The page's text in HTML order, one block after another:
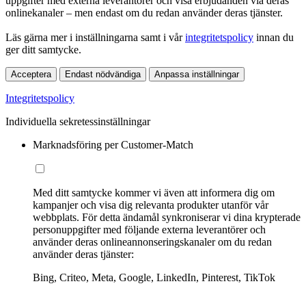
onlinekanaler – men endast om du redan använder deras tjänster.
Läs gärna mer i inställningarna samt i vårintegritetspolicy innan du
ger ditt samtycke.
Acceptera Endast nödvändiga Anpassa inställningar
Integritetspolicy
Individuella sekretessinställningar
Marknadsföring per Customer-Match
Med ditt samtycke kommer vi även att informera dig om
kampanjer och visa dig relevanta produkter utanför vår
webbplats. För detta ändamål synkroniserar vi dina krypterade
personuppgifter med följande externa leverantörer och
använder deras onlineannonseringskanaler om du redan
använder deras tjänster:
Bing, Criteo, Meta, Google, LinkedIn, Pinterest, TikTok